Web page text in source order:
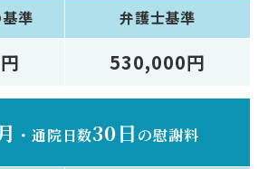
準 弁護士基準
530,000円
・ 通院日数30日の慰謝料